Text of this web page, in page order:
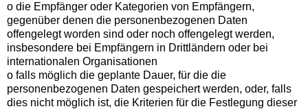
o die Empfänger oder Kategorien von Empfängern,
gegenüber denen die personenbezogenen Daten
offengelegt worden sind oder noch offengelegt werden,
insbesondere bei Empfängern in Drittländern oder bei
internationalen Organisationen
o falls möglich die geplante Dauer, für die die
personenbezogenen Daten gespeichert werden, oder, falls
dies nicht möglich ist, die Kriterien für die Festlegung dieser